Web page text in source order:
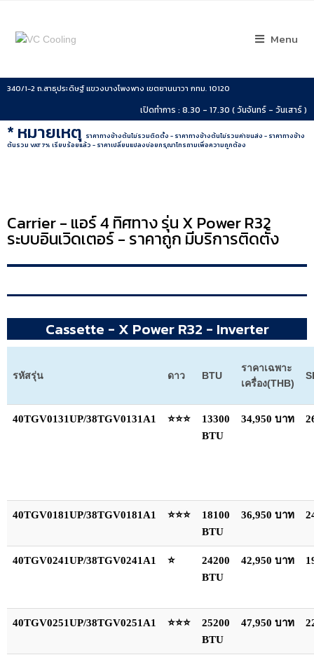
Menu
340/1-2 ถ.สาธุประดิษฐ์ แขวงบางโพงพาง เขตยานนาวา กทม. 10120
เปิดทำการ : 8.30 - 17.30 ( วันจันทร์ - วันเสาร์ )
* หมายเหตุ ราคาทางข้างต้นไม่รวมติดตั้ง - ราคาทางข้างต้นไม่รวมค่าขนส่ง - ราคาทางข้าง
ต้นรวม VAT 7% เรียบร้อยแล้ว - ราคาเปลี่ยนแปลงบ่อยกรุณาโทรถามเพื่อความถูกต้อง
Carrier - แอร์ 4 ทิศทาง รุ่น X Power R32
ระบบอินเวิดเตอร์ - ราคาถูก มีบริการติดตั้ง
Cassette - X Power R32 - Inverter
รหัสรุ่น ดาว BTU
ราคาเฉพาะ
เครื่อง(THB)
40TGV0131UP/38TGV0131A1 ⭐⭐⭐
13300
BTU
34,950 บาท
40TGV0181UP/38TGV0181A1 ⭐⭐⭐
18100
BTU
36,950 บาท
40TGV0241UP/38TGV0241A1 ⭐
24200
BTU
42,950 บาท
40TGV0251UP/38TGV0251A1 ⭐⭐⭐
25200
BTU
47,950 บาท